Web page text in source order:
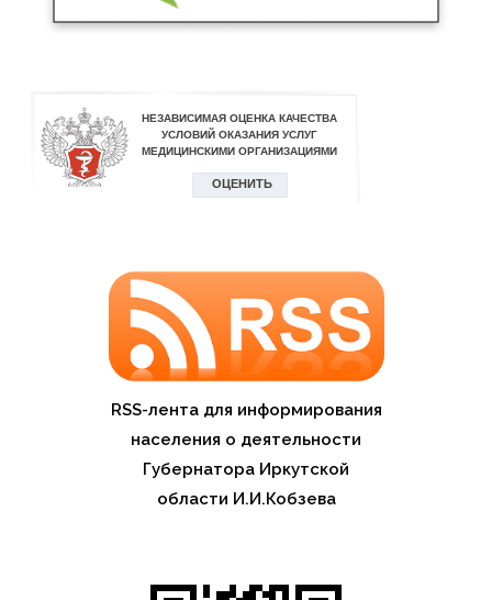
RSS-лента для информирования
населения о деятельности
Губернатора Иркутской
области И.И.Кобзева